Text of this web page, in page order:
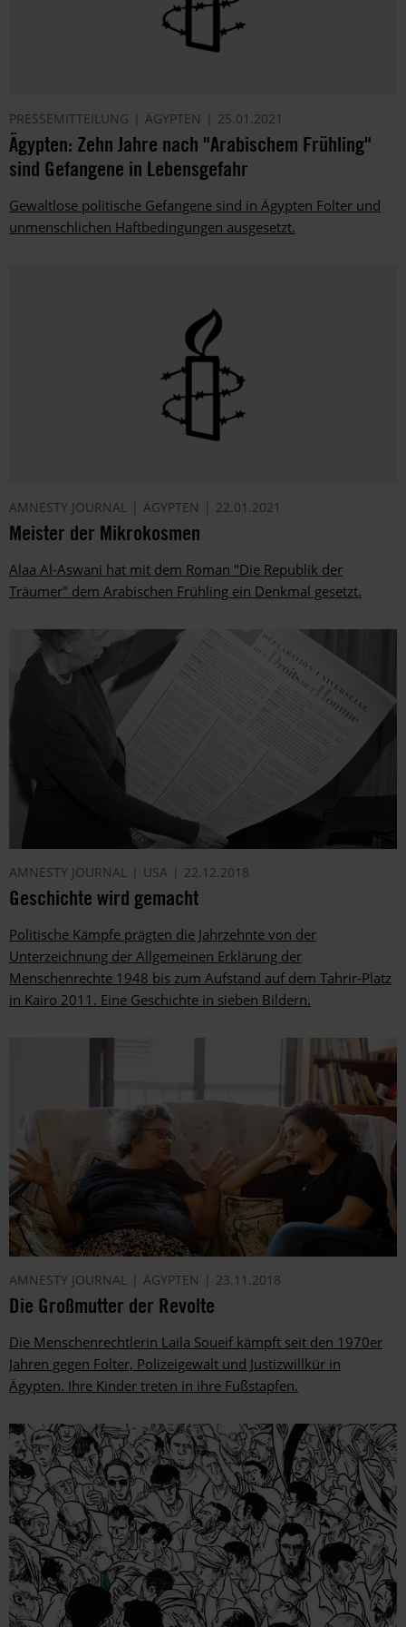
PRESSEMITTEILUNG ÄGYPTEN 25.01.2021
Ägypten: Zehn Jahre nach "Arabischem Frühling"
sind Gefangene in Lebensgefahr
Gewaltlose politische Gefangene sind in Ägypten Folter und
unmenschlichen Haftbedingungen ausgesetzt.
AMNESTY JOURNAL ÄGYPTEN 22.01.2021
Meister der Mikrokosmen
Alaa Al-Aswani hat mit dem Roman "Die Republik der
Träumer" dem Arabischen Frühling ein Denkmal gesetzt.
AMNESTY JOURNAL USA 22.12.2018
Geschichte wird gemacht
Politische Kämpfe prägten die Jahrzehnte von der
Unterzeichnung der Allgemeinen Erklärung der
Menschenrechte 1948 bis zum Aufstand auf dem Tahrir-Platz
in Kairo 2011. Eine Geschichte in sieben Bildern.
AMNESTY JOURNAL ÄGYPTEN 23.11.2018
Die Großmutter der Revolte
Die Menschenrechtlerin Laila Soueif kämpft seit den 1970er
Jahren gegen Folter, Polizeigewalt und Justizwillkür in
Ägypten. Ihre Kinder treten in ihre Fußstapfen.